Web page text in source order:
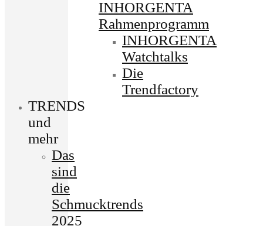
INHORGENTA
Rahmenprogramm
INHORGENTA
Watchtalks
Die
Trendfactory
TRENDS
und
mehr
Das
sind
die
Schmucktrends
2025